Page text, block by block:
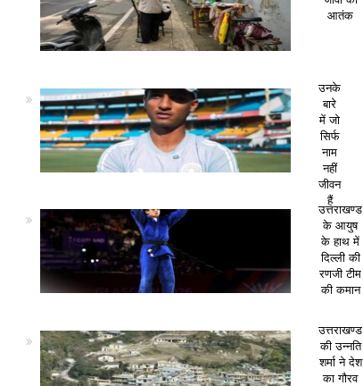
आतंक
उनके
बारे
में जो
सिर्फ
नाम
नहीं
जीवन
हैं
उत्तराखण्ड
के आयुष
के हाथ में
दिल्ली की
रणजी टीम
की कमान
उत्तराखण्ड
की उन्नति
शर्मा ने देश
का गौरव